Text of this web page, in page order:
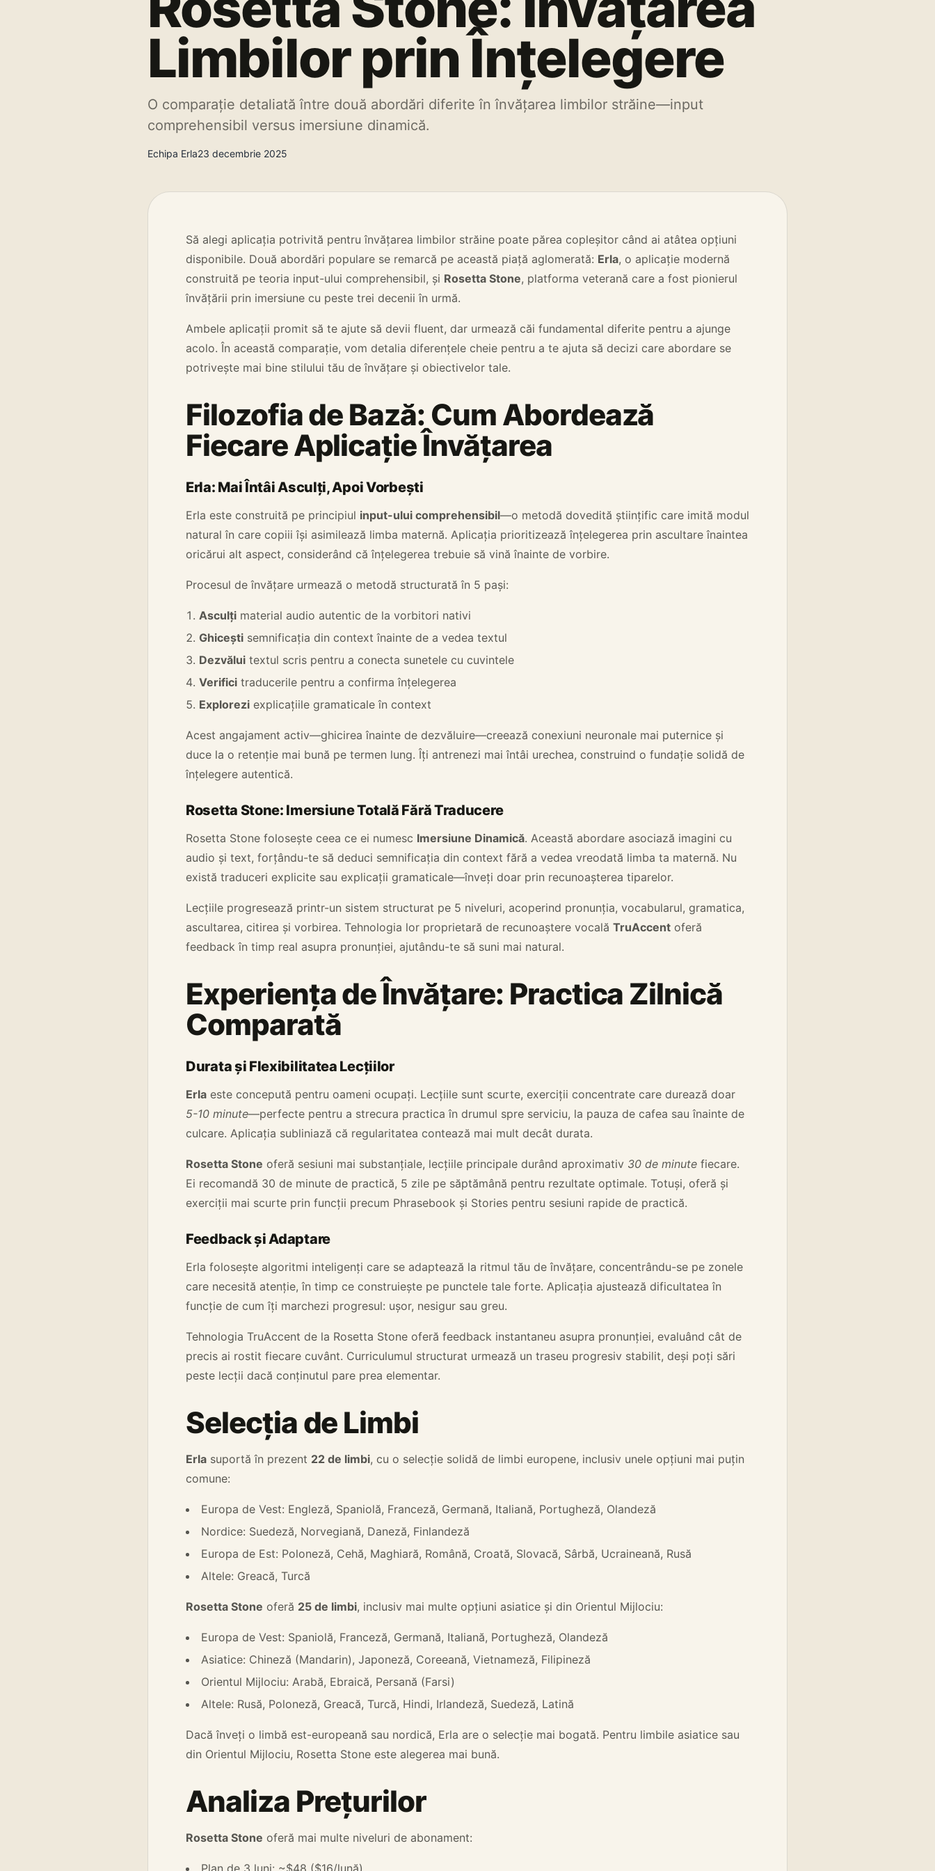
Limbilor prin Înțelegere
O comparație detaliată între două abordări diferite în învățarea limbilor străine—input
comprehensibil versus imersiune dinamică.
Echipa Erla23 decembrie 2025
Să alegi aplicația potrivită pentru învățarea limbilor străine poate părea copleșitor când ai atâtea opțiuni
disponibile. Două abordări populare se remarcă pe această piață aglomerată: Erla, o aplicație modernă
construită pe teoria input-ului comprehensibil, și Rosetta Stone, platforma veterană care a fost pionierul
învățării prin imersiune cu peste trei decenii în urmă.
Ambele aplicații promit să te ajute să devii fluent, dar urmează căi fundamental diferite pentru a ajunge
acolo. În această comparație, vom detalia diferențele cheie pentru a te ajuta să decizi care abordare se
potrivește mai bine stilului tău de învățare și obiectivelor tale.
Filozofia de Bază: Cum Abordează
Fiecare Aplicație Învățarea
Erla: Mai Întâi Asculți, Apoi Vorbești
Erla este construită pe principiul input-ului comprehensibil—o metodă dovedită științific care imită modul
natural în care copiii își asimilează limba maternă. Aplicația prioritizează înțelegerea prin ascultare înaintea
oricărui alt aspect, considerând că înțelegerea trebuie să vină înainte de vorbire.
Procesul de învățare urmează o metodă structurată în 5 pași:
Asculți material audio autentic de la vorbitori nativi
Ghicești semnificația din context înainte de a vedea textul
Dezvălui textul scris pentru a conecta sunetele cu cuvintele
Verifici traducerile pentru a confirma înțelegerea
Explorezi explicațiile gramaticale în context
Acest angajament activ—ghicirea înainte de dezvăluire—creează conexiuni neuronale mai puternice și
duce la o retenție mai bună pe termen lung. Îți antrenezi mai întâi urechea, construind o fundație solidă de
înțelegere autentică.
Rosetta Stone: Imersiune Totală Fără Traducere
Rosetta Stone folosește ceea ce ei numesc Imersiune Dinamică. Această abordare asociază imagini cu
audio și text, forțându-te să deduci semnificația din context fără a vedea vreodată limba ta maternă. Nu
există traduceri explicite sau explicații gramaticale—înveți doar prin recunoașterea tiparelor.
Lecțiile progresează printr-un sistem structurat pe 5 niveluri, acoperind pronunția, vocabularul, gramatica,
ascultarea, citirea și vorbirea. Tehnologia lor proprietară de recunoaștere vocală TruAccent oferă
feedback în timp real asupra pronunției, ajutându-te să suni mai natural.
Experiența de Învățare: Practica Zilnică
Comparată
Durata și Flexibilitatea Lecțiilor
Erla este concepută pentru oameni ocupați. Lecțiile sunt scurte, exerciții concentrate care durează doar
5-10 minute—perfecte pentru a strecura practica în drumul spre serviciu, la pauza de cafea sau înainte de
culcare. Aplicația subliniază că regularitatea contează mai mult decât durata.
Rosetta Stone oferă sesiuni mai substanțiale, lecțiile principale durând aproximativ 30 de minute fiecare.
Ei recomandă 30 de minute de practică, 5 zile pe săptămână pentru rezultate optimale. Totuși, oferă și
exerciții mai scurte prin funcții precum Phrasebook și Stories pentru sesiuni rapide de practică.
Feedback și Adaptare
Erla folosește algoritmi inteligenți care se adaptează la ritmul tău de învățare, concentrându-se pe zonele
care necesită atenție, în timp ce construiește pe punctele tale forte. Aplicația ajustează dificultatea în
funcție de cum îți marchezi progresul: ușor, nesigur sau greu.
Tehnologia TruAccent de la Rosetta Stone oferă feedback instantaneu asupra pronunției, evaluând cât de
precis ai rostit fiecare cuvânt. Curriculumul structurat urmează un traseu progresiv stabilit, deși poți sări
peste lecții dacă conținutul pare prea elementar.
Selecția de Limbi
Erla suportă în prezent 22 de limbi, cu o selecție solidă de limbi europene, inclusiv unele opțiuni mai puțin
comune:
Europa de Vest: Engleză, Spaniolă, Franceză, Germană, Italiană, Portugheză, Olandeză
Nordice: Suedeză, Norvegiană, Daneză, Finlandeză
Europa de Est: Poloneză, Cehă, Maghiară, Română, Croată, Slovacă, Sârbă, Ucraineană, Rusă
Altele: Greacă, Turcă
Rosetta Stone oferă 25 de limbi, inclusiv mai multe opțiuni asiatice și din Orientul Mijlociu:
Europa de Vest: Spaniolă, Franceză, Germană, Italiană, Portugheză, Olandeză
Asiatice: Chineză (Mandarin), Japoneză, Coreeană, Vietnameză, Filipineză
Orientul Mijlociu: Arabă, Ebraică, Persană (Farsi)
Altele: Rusă, Poloneză, Greacă, Turcă, Hindi, Irlandeză, Suedeză, Latină
Dacă înveți o limbă est-europeană sau nordică, Erla are o selecție mai bogată. Pentru limbile asiatice sau
din Orientul Mijlociu, Rosetta Stone este alegerea mai bună.
Analiza Prețurilor
Rosetta Stone oferă mai multe niveluri de abonament:
Plan de 3 luni: ~$48 ($16/lună)